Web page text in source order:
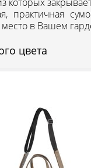
в Вашем
цвета